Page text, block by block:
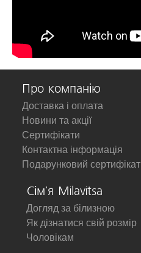
Про компанію
Доставка і оплата
Новини та акції
Сертифікати
Контактна інформація
Подарунковий сертифікат
Сім'я Milavitsa
Догляд за білизною
Як дізнатися свій розмір
Чоловікам